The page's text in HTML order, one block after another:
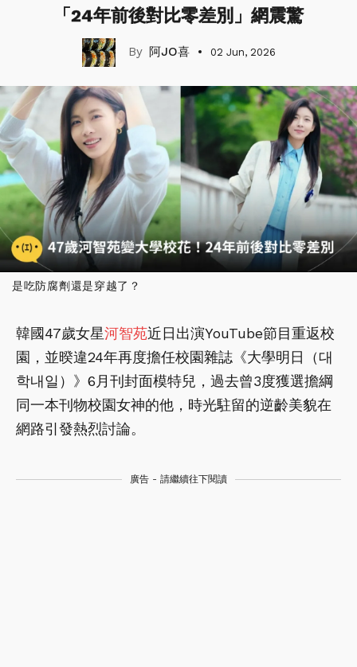
「24年前後對比零差別」網震驚
阿JO喜 02 Jun, 2026
是吃防腐劑還是穿越了？
韓國47歲女星河智苑近日出演YouTube節目重返校
園，並暌違24年再度擔任校園雜誌《大學明日（대
학내일）》6月刊封面模特兒，過去曾3度獲選擔綱
同一本刊物校園女神的他，時光駐留的逆齡美貌在
網路引發熱烈討論。
廣告 - 請繼續往下閱讀